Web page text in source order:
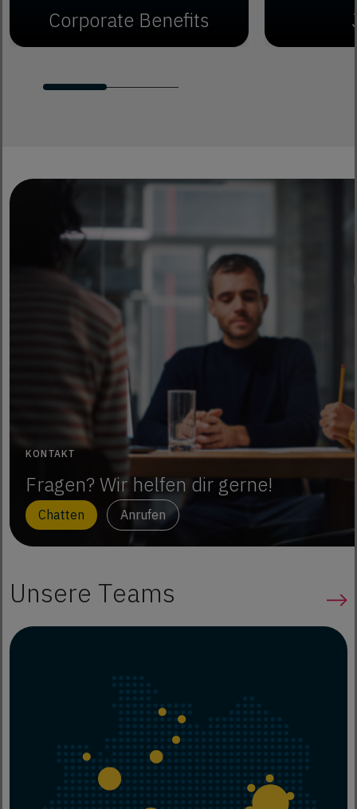
Corporate Benefits
KONTAKT
Fragen? Wir helfen dir gerne!
Chatten Anrufen
Unsere Teams